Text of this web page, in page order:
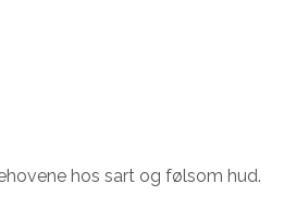
hos sart og følsom hud.